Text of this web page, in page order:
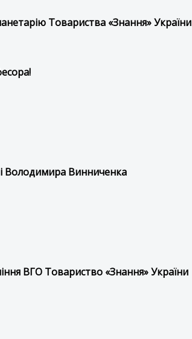
Товариства «Знання» України
Володимира Винниченка
ВГО Товариство «Знання» України